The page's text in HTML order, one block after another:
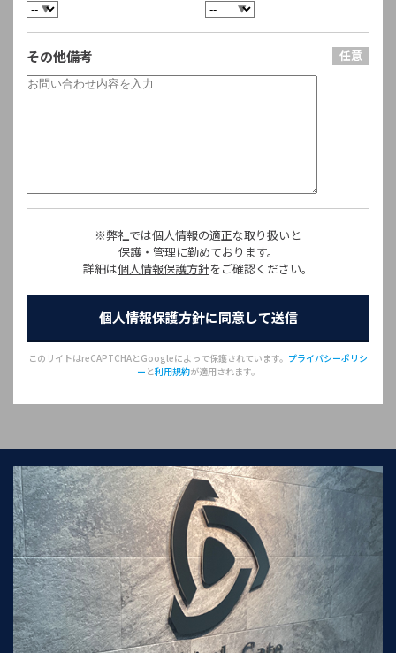
その他備考
※弊社では個人情報の適正な取り扱いと
保護・管理に勤めております。
詳細は個人情報保護方針をご確認ください。
このサイトはreCAPTCHAとGoogleによって保護されています。 プライバシーポリシ
ー と利用規約が適用されます。